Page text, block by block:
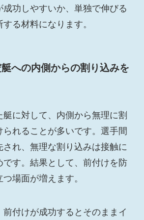
功しやすいか、単独で伸びる
る材料になります。
への内側からの割り込みを
に対して、内側から無理に割
られることが多いです。選手間
され、無理な割り込みは接触に
です。結果として、前付けを防
場面が増えます。
前付けが成功するとそのままイ